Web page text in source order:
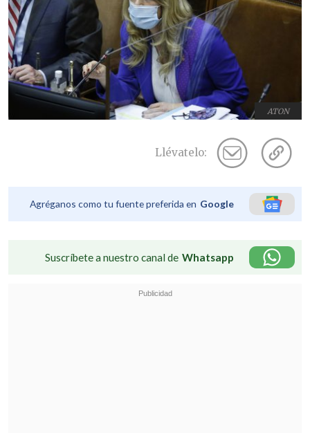
ATON
Llévatelo:
Agréganos como tu fuente preferida en Google
Suscríbete a nuestro canal de Whatsapp